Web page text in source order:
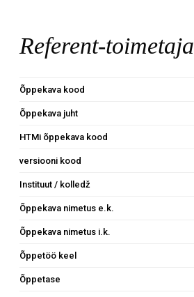
Referent-toimetaja
Õppekava kood
Õppekava juht
HTMi õppekava kood
versiooni kood
Instituut / kolledž
Õppekava nimetus e.k.
Õppekava nimetus i.k.
Õppetöö keel
Õppetase